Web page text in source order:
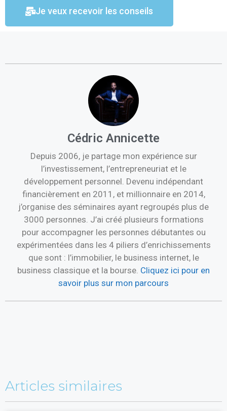
Je veux recevoir les conseils
Cédric Annicette
Depuis 2006, je partage mon expérience sur
l’investissement, l’entrepreneuriat et le
développement personnel. Devenu indépendant
financièrement en 2011, et millionnaire en 2014,
j’organise des séminaires ayant regroupés plus de
3000 personnes. J’ai créé plusieurs formations
pour accompagner les personnes débutantes ou
expérimentées dans les 4 piliers d’enrichissements
que sont : l’immobilier, le business internet, le
business classique et la bourse. Cliquez ici pour en
savoir plus sur mon parcours
Articles similaires